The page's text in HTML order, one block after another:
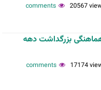
20567
بزرگداشت دهه
17174